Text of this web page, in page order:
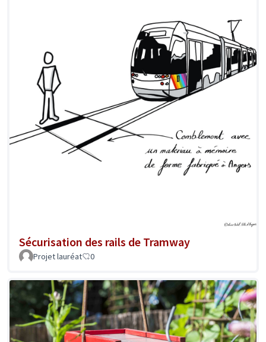
Sécurisation des rails de Tramway
Projet lauréat 0